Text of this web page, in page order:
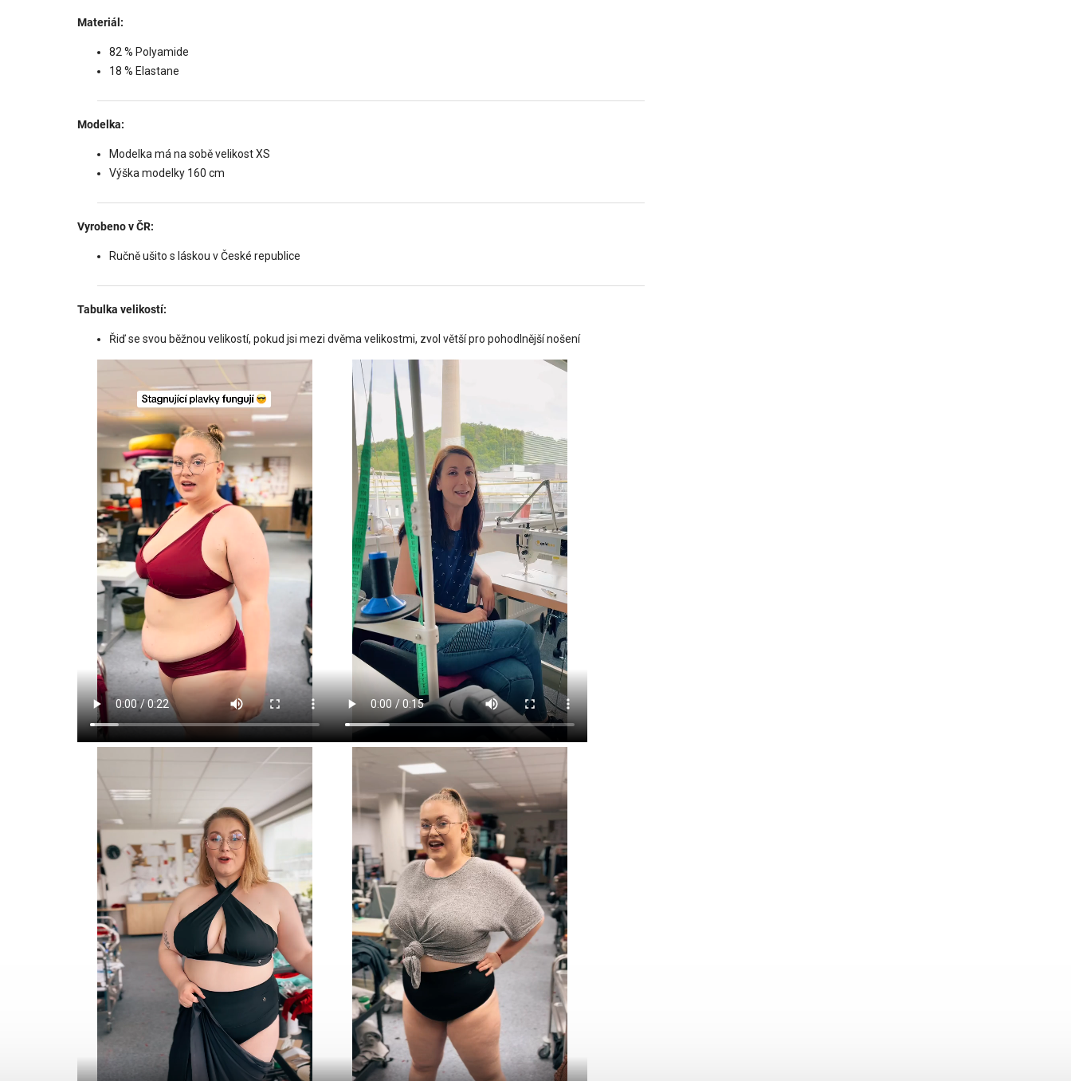
Materiál:
82 % Polyamide
18 % Elastane
Modelka:
Modelka má na sobě velikost XS
Výška modelky 160 cm
Vyrobeno v ČR:
Ručně ušito s láskou v České republice
Tabulka velikostí:
Řiď se svou běžnou velikostí, pokud jsi mezi dvěma velikostmi, zvol větší pro pohodlnější nošení